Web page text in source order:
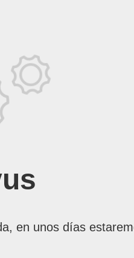
en unos días